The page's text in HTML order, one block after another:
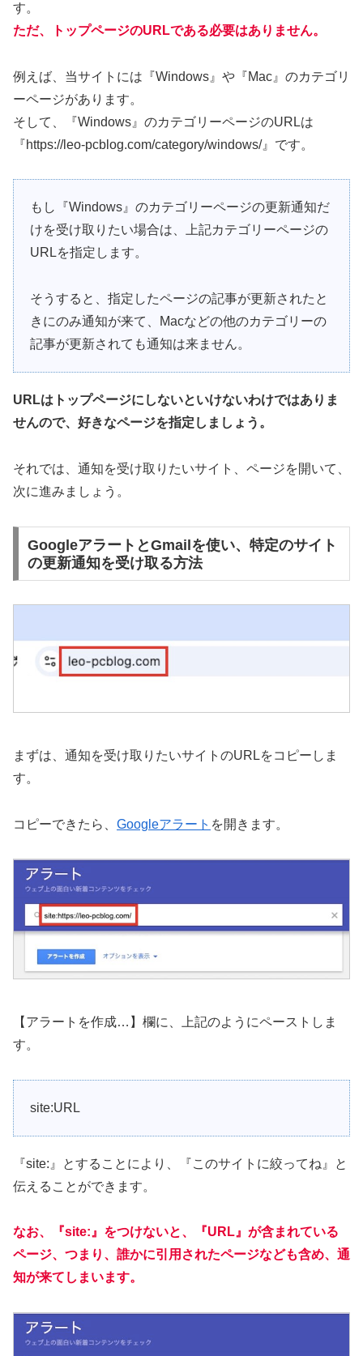
す。
ただ、トップページのURLである必要はありません。
例えば、当サイトには『Windows』や『Mac』のカテゴリ
ーページがあります。
そして、『Windows』のカテゴリーページのURLは
『https://leo-pcblog.com/category/windows/』です。
もし『Windows』のカテゴリーページの更新通知だ
けを受け取りたい場合は、上記カテゴリーページの
URLを指定します。
そうすると、指定したページの記事が更新されたと
きにのみ通知が来て、Macなどの他のカテゴリーの
記事が更新されても通知は来ません。
URLはトップページにしないといけないわけではありま
せんので、好きなページを指定しましょう。
それでは、通知を受け取りたいサイト、ページを開いて、
次に進みましょう。
GoogleアラートとGmailを使い、特定のサイト
の更新通知を受け取る方法
まずは、通知を受け取りたいサイトのURLをコピーしま
す。
コピーできたら、 Googleアラート を開きます。
【アラートを作成…】欄に、上記のようにペーストしま
す。
site:URL
『site:』とすることにより、『このサイトに絞ってね』と
伝えることができます。
なお、『site:』をつけないと、『URL』が含まれている
ページ、つまり、誰かに引用されたページなども含め、通
知が来てしまいます。